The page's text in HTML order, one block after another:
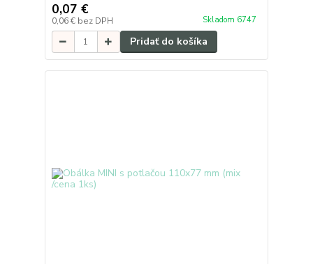
0,07 €
0,06 € bez DPH Skladom 6747
Pridať do košíka